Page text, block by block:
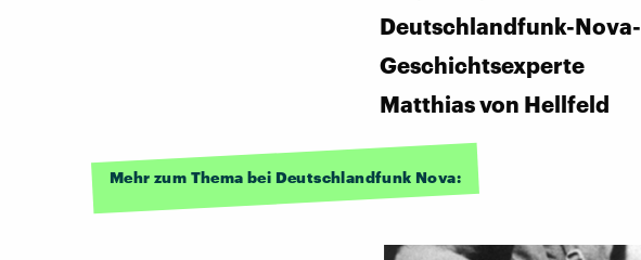
Deutschlandfunk-Nova-
Geschichtsexperte
Matthias von Hellfeld
Mehr zum Thema bei Deutschlandfunk Nova: